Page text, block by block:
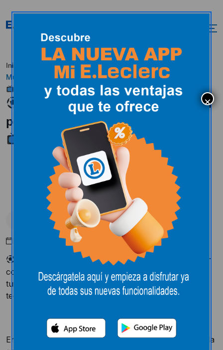
Inicio Actualidad En estos momentos
¡Disfruta el
Mundial 2026 al mejor precio y con la calidad de siempre!
¡Disfruta el Mundial 2026 al mejor
precio y con la calidad de siempre!
En estos momentos
Junio 2, 2026
¡Vive el fútbol en EꓸLeclerc Soria! Prepara tu hogar
con la calidad de siempre y un ahorro increíble para
tus reuniones. Encuentra todo lo necesario en
tecnología y alimentación para animar al equipo.
En EꓸLeclerc Soria tenemos todo listo para que vivas la